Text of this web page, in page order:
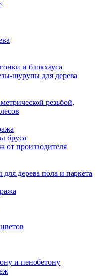
и блокхауса
шурупы для дерева
резьбой,
бруса
от производителя
дерева пола и паркета
и пенобетону